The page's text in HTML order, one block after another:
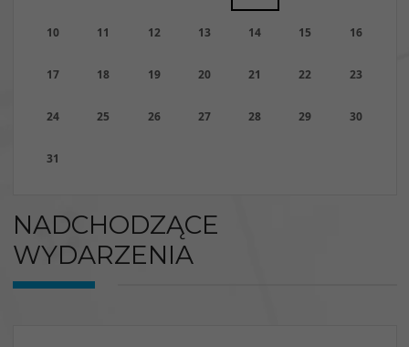
10 11 12 13 14 15 16
17 18 19 20 21 22 23
24 25 26 27 28 29 30
31
NADCHODZĄCE
WYDARZENIA